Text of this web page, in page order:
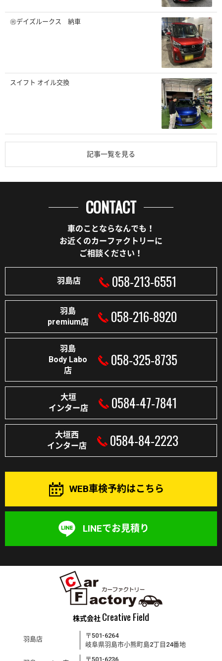
㊗️デイズルークス 納車
スイフト オイル交換
記事一覧を見る
CONTACT
車のことならなんでも！
お近くのカーファクトリーに
ご相談ください！
羽島店 058-213-6551
羽島
premium店
058-216-8920
羽島
Body Labo
店
058-325-8735
大垣
インター店
0584-47-7841
大垣西
インター店
0584-84-2223
WEB車検予約はこちら
LINEでお見積り
株式会社 Creative Field
羽島店
〒501-6264
岐阜県羽島市小熊町島2丁目24番地
〒501-6236